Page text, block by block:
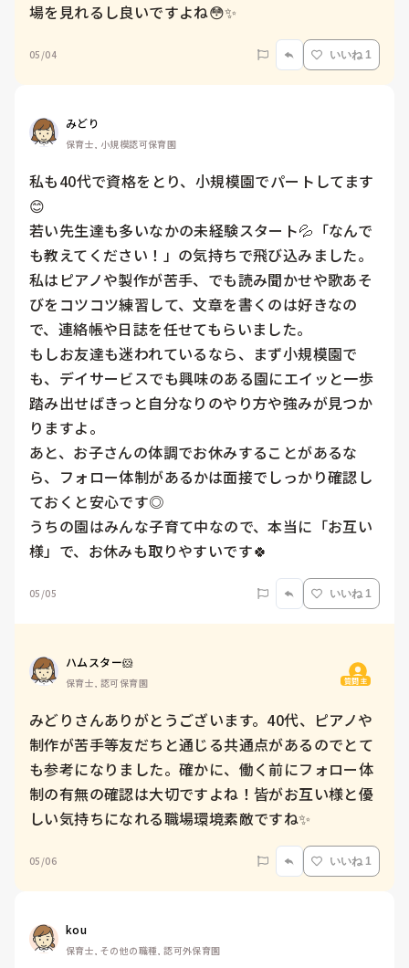
場を見れるし良いですよね😳✨
05/04 いいね 1
みどり
保育士, 小規模認可保育園
私も40代で資格をとり、小規模園でパートしてます
😊
若い先生達も多いなかの未経験スタート💦「なんで
も教えてください！」の気持ちで飛び込みました。
私はピアノや製作が苦手、でも読み聞かせや歌あそ
びをコツコツ練習して、文章を書くのは好きなの
で、連絡帳や日誌を任せてもらいました。
もしお友達も迷われているなら、まず小規模園で
も、デイサービスでも興味のある園にエイッと一歩
踏み出せばきっと自分なりのやり方や強みが見つか
りますよ。
あと、お子さんの体調でお休みすることがあるな
ら、フォロー体制があるかは面接でしっかり確認し
ておくと安心です◎
うちの園はみんな子育て中なので、本当に「お互い
様」で、お休みも取りやすいです🍀
05/05 いいね 1
ハムスター🐹
保育士, 認可保育園 質問主
みどりさんありがとうございます。40代、ピアノや
制作が苦手等友だちと通じる共通点があるのでとて
も参考になりました。確かに、働く前にフォロー体
制の有無の確認は大切ですよね！皆がお互い様と優
しい気持ちになれる職場環境素敵ですね✨
05/06 いいね 1
kou
保育士, その他の職種, 認可外保育園